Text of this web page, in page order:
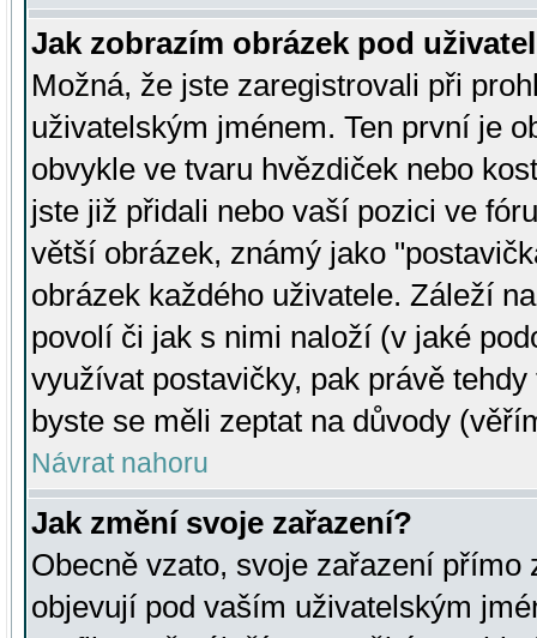
Jak zobrazím obrázek pod
Možná, že jste zaregistrovali při
uživatelským jménem. Ten první je
obvykle ve tvaru hvězdiček nebo
jste již přidali nebo vaší pozici ve
větší obrázek, známý jako
obrázek každého uživatele. Záleží
povolí či jak s nimi naloží (v jaké
využívat postavičky, pak právě
byste se měli zeptat na důvody
Návrat nahoru
Jak změní svoje zařazení?
Obecně vzato, svoje zařazení přímo
objevují pod vaším uživatelským